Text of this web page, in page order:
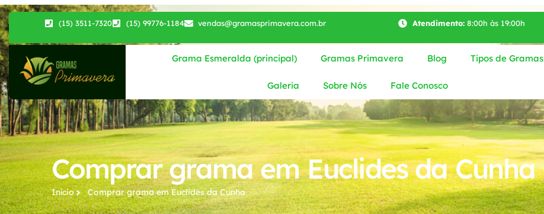
(15) 3511-7320 (15) 99776-1184 vendas@gramasprimavera.com.br Atendimento:8:00h às 19:00h
Grama Esmeralda (principal) Gramas Primavera Blog Tipos de Gramas
Galeria Sobre Nós Fale Conosco
Comprar grama em Euclides da Cunha
Início Comprar grama​ em Euclides da Cunha